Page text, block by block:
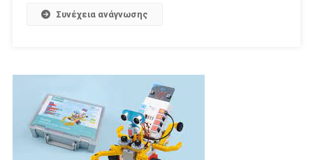
Συνέχεια ανάγνωσης